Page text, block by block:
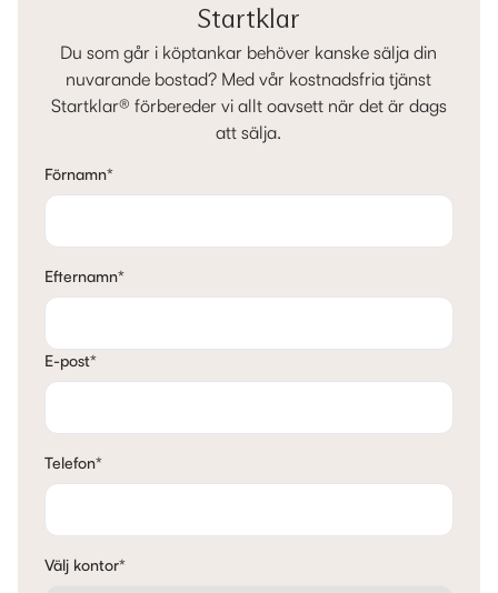
Startklar
Du som går i köptankar behöver kanske sälja din
nuvarande bostad? Med vår kostnadsfria tjänst
Startklar® förbereder vi allt oavsett när det är dags
att sälja.
Förnamn*
Efternamn*
E-post*
Telefon*
Välj kontor*